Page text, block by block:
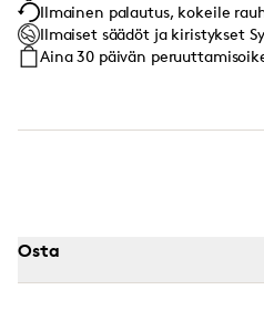
Ilmainen palautus, kokeile
Ilmaiset säädöt ja kiristykset
Aina 30 päivän
Osta